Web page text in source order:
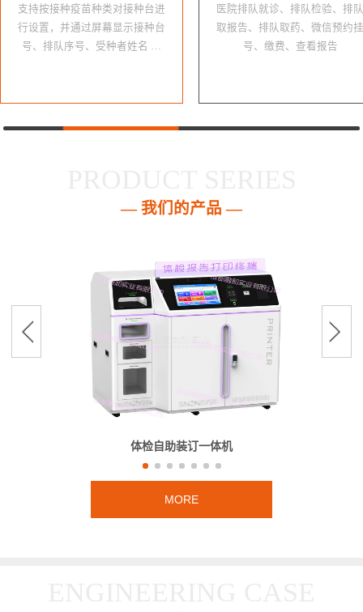
支持按接种疫苗种类对接种台进
行设置，并通过屏幕显示接种台
号、排队序号、受种者姓名 …
医院排队就诊、排队检验、排队
取报告、排队取药、微信预约挂
号、缴费、查看报告
— 我们的产品 —
体检自助装订一体机
MORE